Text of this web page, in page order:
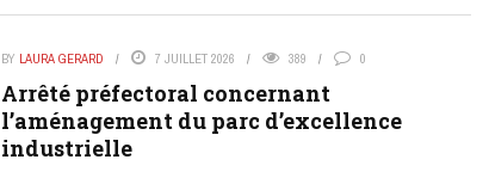
BY LAURA GERARD 7 JUILLET 2026 389 0
Arrêté préfectoral concernant
l’aménagement du parc d’excellence
industrielle